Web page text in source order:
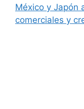
México y Japón
comerciales y